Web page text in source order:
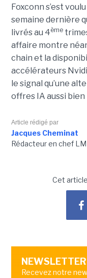
Foxconn s’est
semaine dernière
livrés au 4ème
affaire montre
chain et la
accélérateurs
le signal qu’une
offres IA aussi
Article rédigé par
Jacques Cheminat
Rédacteur en chef LMI
Cet
NEWSLETTER
Recevez notre